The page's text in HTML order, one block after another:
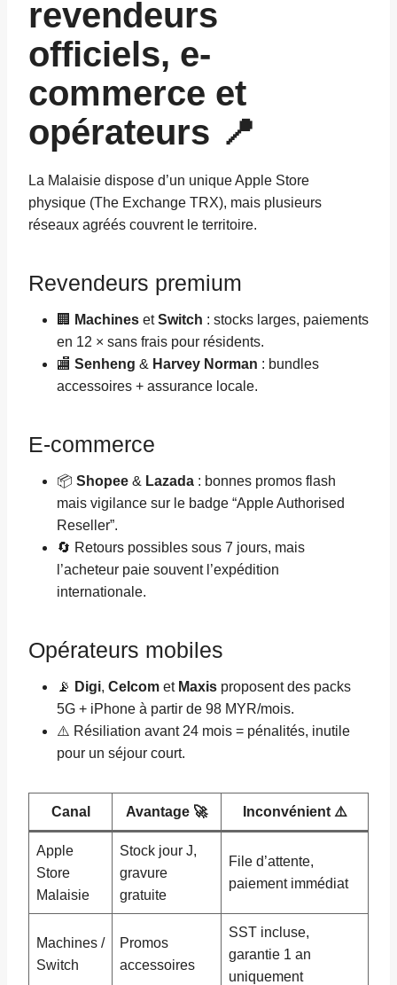
revendeurs
officiels, e-
commerce et
opérateurs 📍
La Malaisie dispose d’un unique Apple Store
physique (The Exchange TRX), mais plusieurs
réseaux agréés couvrent le territoire.
Revendeurs premium
🏢 Machines etSwitch : stocks larges, paiements
en 12 × sans frais pour résidents.
🏬 Senheng & Harvey Norman : bundles
accessoires + assurance locale.
E-commerce
📦 Shopee & Lazada : bonnes promos flash
mais vigilance sur le badge “Apple Authorised
Reseller”.
🔄 Retours possibles sous 7 jours, mais
l’acheteur paie souvent l’expédition
internationale.
Opérateurs mobiles
📡 Digi, Celcom et Maxis proposent des packs
5G + iPhone à partir de 98 MYR/mois.
⚠️ Résiliation avant 24 mois = pénalités, inutile
pour un séjour court.
Canal Avantage 🚀 Inconvénient ⚠️
Apple
Store
Malaisie
Stock jour J,
gravure
gratuite
File d’attente,
paiement immédiat
Machines /
Switch
Promos
accessoires
SST incluse,
garantie 1 an
uniquement